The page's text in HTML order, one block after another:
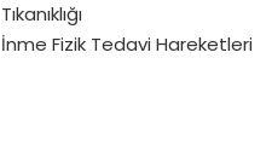
Tıkanıklığı
İnme Fizik Tedavi Hareketleri